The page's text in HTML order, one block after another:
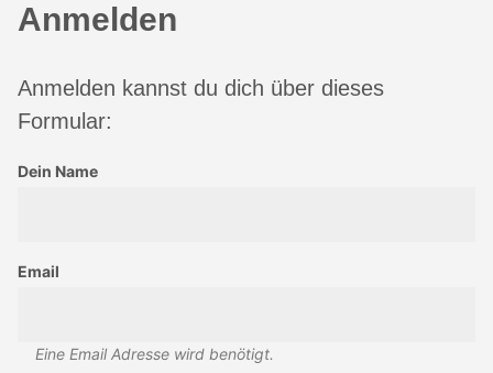
Anmelden
Anmelden kannst du dich über dieses
Formular:
Dein Name
Email
Eine Email Adresse wird benötigt.